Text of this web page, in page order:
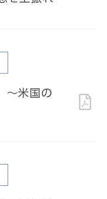
～米国の